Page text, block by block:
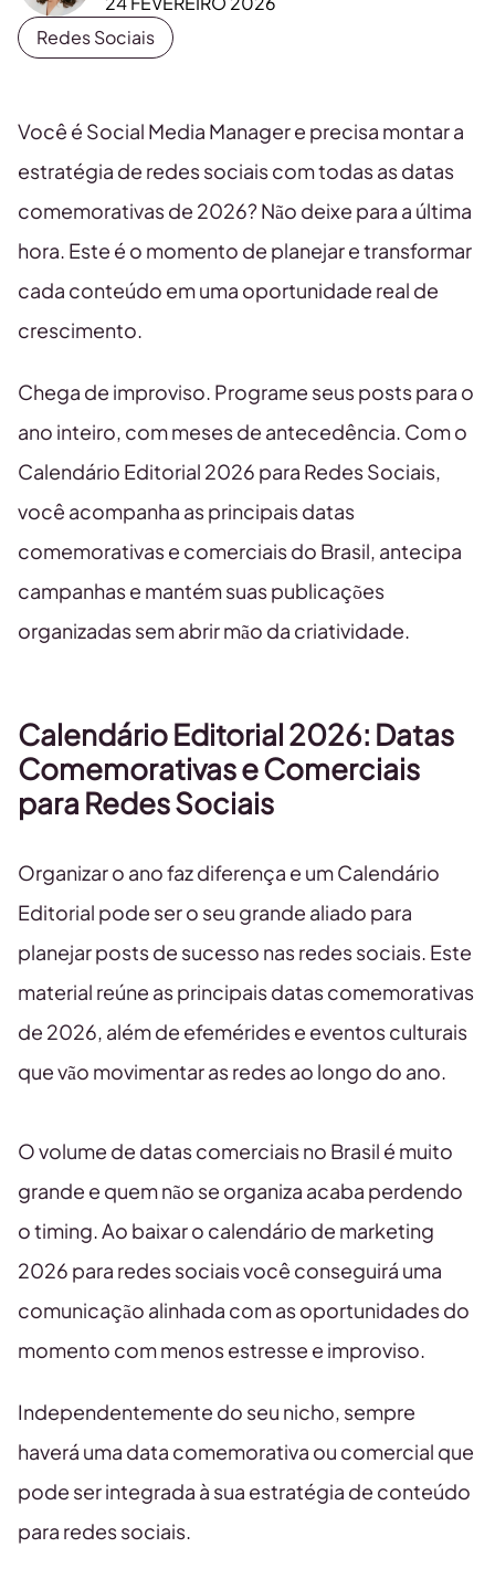
Redes Sociais
Você é Social Media Manager e precisa montar a
estratégia de redes sociais com todas as datas
comemorativas de 2026? Não deixe para a última
hora. Este é o momento de planejar e transformar
cada conteúdo em uma oportunidade real de
crescimento.
Chega de improviso. Programe seus posts para o
ano inteiro, com meses de antecedência. Com o
Calendário Editorial 2026 para Redes Sociais,
você acompanha as principais datas
comemorativas e comerciais do Brasil, antecipa
campanhas e mantém suas publicações
organizadas sem abrir mão da criatividade.
Calendário Editorial 2026: Datas
Comemorativas e Comerciais
para Redes Sociais
Organizar o ano faz diferença e um Calendário
Editorial pode ser o seu grande aliado para
planejar posts de sucesso nas redes sociais. Este
material reúne as principais datas comemorativas
de 2026, além de efemérides e eventos culturais
que vão movimentar as redes ao longo do ano.
O volume de datas comerciais no Brasil é muito
grande e quem não se organiza acaba perdendo
o timing. Ao baixar o calendário de marketing
2026 para redes sociais você conseguirá uma
comunicação alinhada com as oportunidades do
momento com menos estresse e improviso.
Independentemente do seu nicho, sempre
haverá uma data comemorativa ou comercial que
pode ser integrada à sua estratégia de conteúdo
para redes sociais.